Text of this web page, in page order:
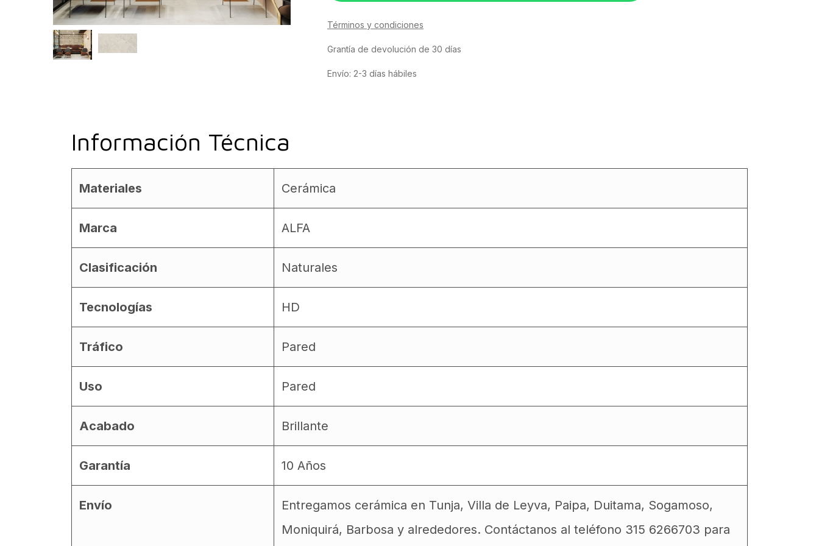
Términos y condiciones
Grantía de devolución de 30 días
Envío: 2-3 días hábiles
Información Técnica
Materiales Cerámica
Marca ALFA
Clasificación Naturales
Tecnologías HD
Tráfico Pared
Uso Pared
Acabado Brillante
Garantía 10 Años
Envío
Entregamos cerámica en Tunja, Villa de Leyva, Paipa, Duitama, Sogamoso,
Moniquirá, Barbosa y alrededores. Contáctanos al teléfono 315 6266703 para